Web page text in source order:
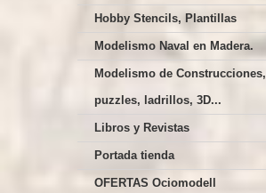
Hobby Stencils, Plantillas
Modelismo Naval en Madera.
Modelismo de Construcciones,
puzzles, ladrillos, 3D...
Libros y Revistas
Portada tienda
OFERTAS Ociomodell